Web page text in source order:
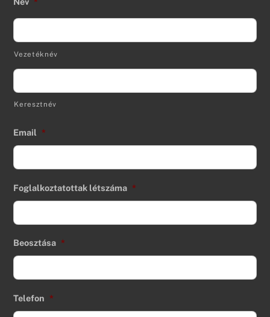
Vezetéknév
Keresztnév
Email *
Foglalkoztatottak létszáma *
Beosztása *
Telefon *